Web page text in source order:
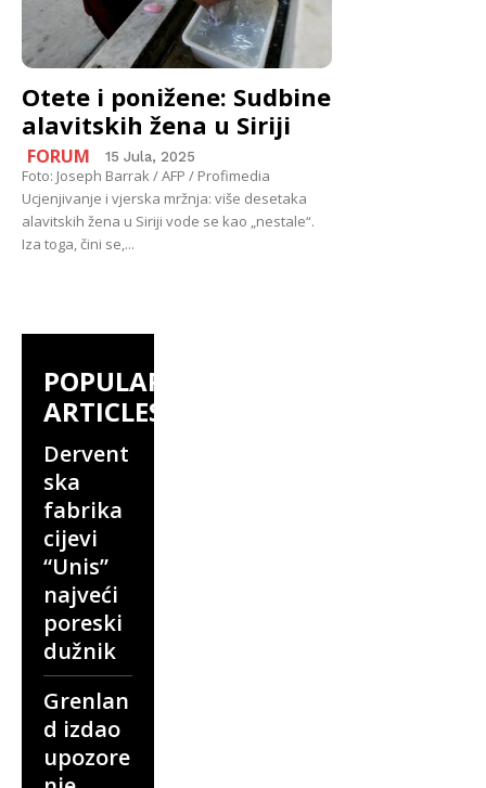
Otete i ponižene: Sudbine
alavitskih žena u Siriji
FORUM 15 Jula, 2025
Foto: Joseph Barrak / AFP / Profimedia
Ucjenjivanje i vjerska mržnja: više desetaka
alavitskih žena u Siriji vode se kao „nestale“.
Iza toga, čini se,...
POPULAR
ARTICLES
Dervent
ska
fabrika
cijevi
“Unis”
najveći
poreski
dužnik
Grenlan
d izdao
upozore